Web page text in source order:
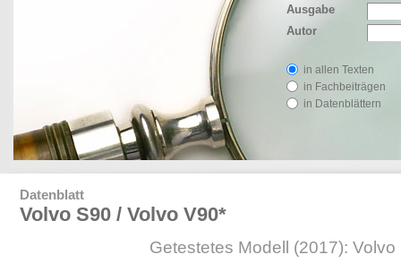
Ausgabe
Autor
in allen Texten
in Fachbeiträgen
in Datenblättern
Datenblatt
Volvo S90 / Volvo V90*
Getestetes Modell (2017): Volvo